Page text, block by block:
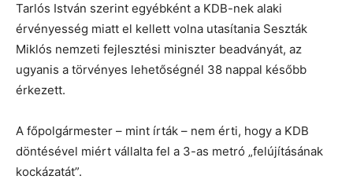
Tarlós István szerint egyébként a KDB-nek alaki
érvényesség miatt el kellett volna utasítania Seszták
Miklós nemzeti fejlesztési miniszter beadványát, az
ugyanis a törvényes lehetőségnél 38 nappal később
érkezett.
A főpolgármester – mint írták – nem érti, hogy a KDB
döntésével miért vállalta fel a 3-as metró „felújításának
kockázatát”.